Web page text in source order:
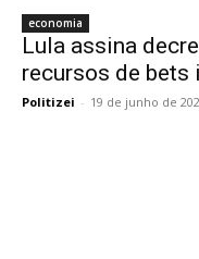
economia
Lula assina
recursos de bets
Politizei - 19 de junho de